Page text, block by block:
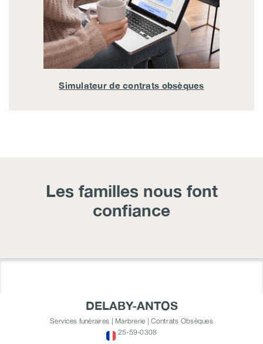
Simulateur de contrats obsèques
Les familles nous font
confiance
DELABY-ANTOS
Services funéraires | Marbrerie | Contrats Obsèques
25-59-0308